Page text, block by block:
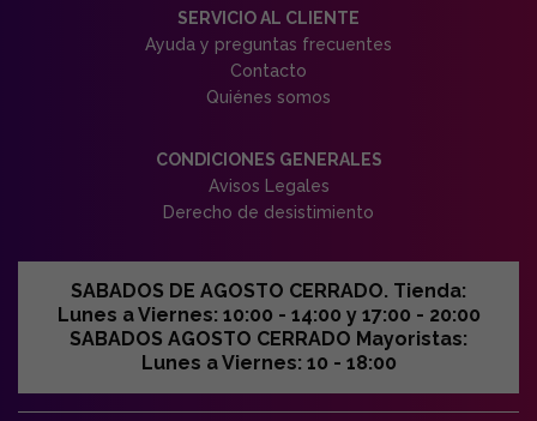
SERVICIO AL CLIENTE
Ayuda y preguntas frecuentes
Contacto
Quiénes somos
CONDICIONES GENERALES
Avisos Legales
Derecho de desistimiento
SABADOS DE AGOSTO CERRADO. Tienda:
Lunes a Viernes: 10:00 - 14:00 y 17:00 - 20:00
SABADOS AGOSTO CERRADO Mayoristas:
Lunes a Viernes: 10 - 18:00